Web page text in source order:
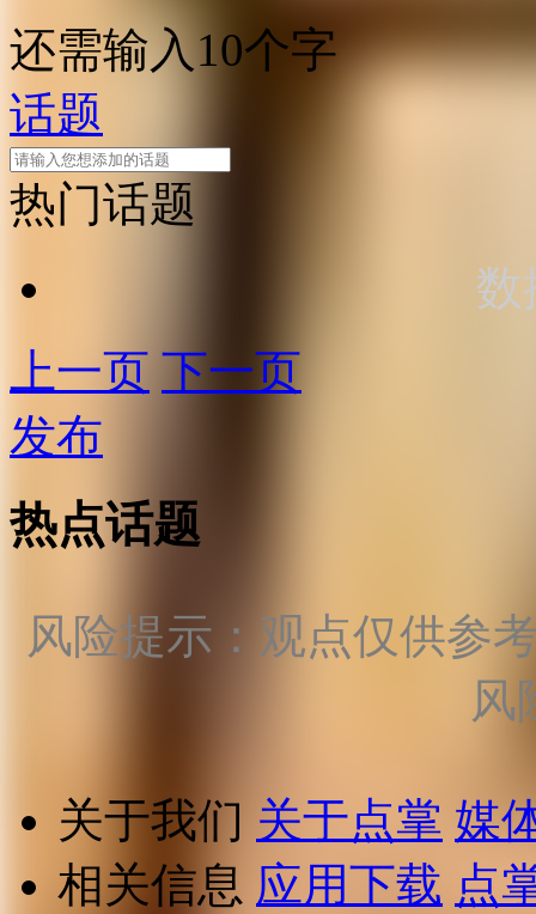
还需输入10个字
话题
热门话题
数
上一页 下一页
发布
热点话题
风险提示：观点仅供参
风
关于我们 关于点掌 媒
相关信息 应用下载 点